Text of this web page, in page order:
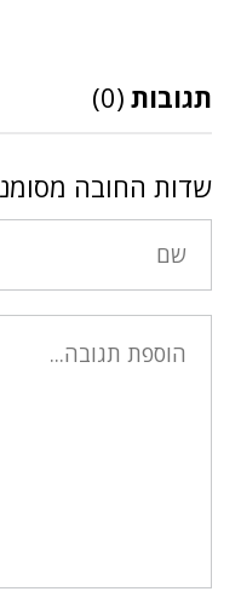
תגובות (0)
שדות החובה